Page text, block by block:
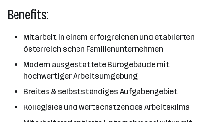
Benefits:
Mitarbeit in einem erfolgreichen und etablierten
österreichischen Familienunternehmen
Modern ausgestattete Bürogebäude mit
hochwertiger Arbeitsumgebung
Breites & selbstständiges Aufgabengebiet
Kollegiales und wertschätzendes Arbeitsklima